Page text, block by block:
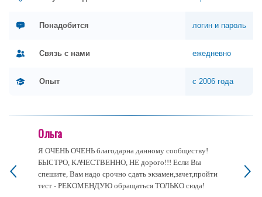
Понадобится логин и пароль
Связь с нами ежедневно
Опыт с 2006 года
Я ОЧЕНЬ ОЧЕНЬ благодарна данному сообществу!
БЫСТРО, КАЧЕСТВЕННО, НЕ дорого!!! Если Вы
спешите, Вам надо срочно сдать экзамен,зачет,пройти
тест - РЕКОМЕНДУЮ обращаться ТОЛЬКО сюда!
Ольга